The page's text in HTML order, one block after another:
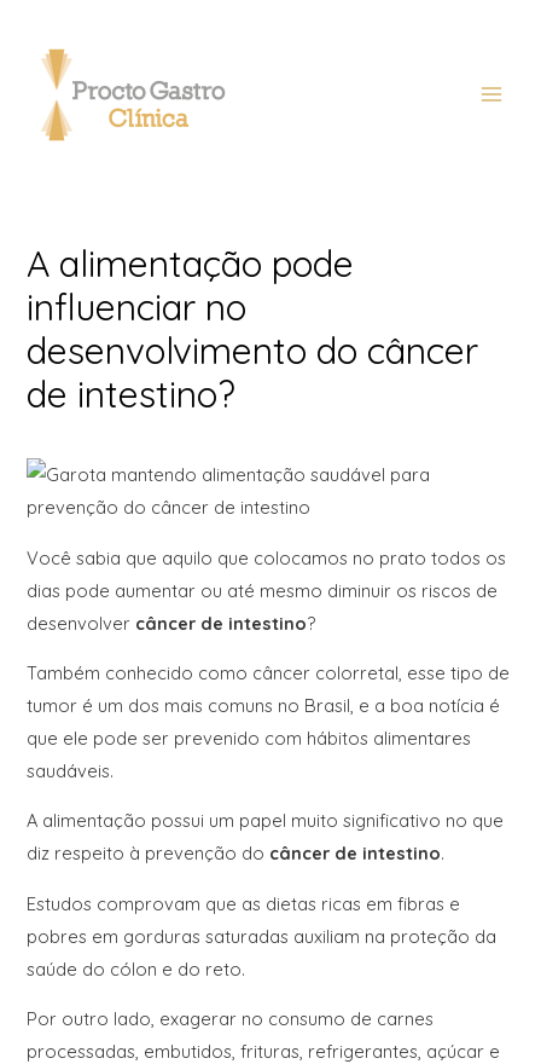
A alimentação pode
influenciar no
desenvolvimento do câncer
de intestino?
Você sabia que aquilo que colocamos no prato todos os
dias pode aumentar ou até mesmo diminuir os riscos de
desenvolver câncer de intestino?
Também conhecido como câncer colorretal, esse tipo de
tumor é um dos mais comuns no Brasil, e a boa notícia é
que ele pode ser prevenido com hábitos alimentares
saudáveis.
A alimentação possui um papel muito significativo no que
diz respeito à prevenção do câncer de intestino.
Estudos comprovam que as dietas ricas em fibras e
pobres em gorduras saturadas auxiliam na proteção da
saúde do cólon e do reto.
Por outro lado, exagerar no consumo de carnes
processadas, embutidos, frituras, refrigerantes, açúcar e